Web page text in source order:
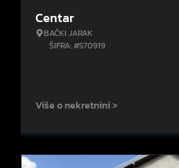
Centar
BAČKI JARAK
ŠIFRA: #570919
Više o nekretnini >